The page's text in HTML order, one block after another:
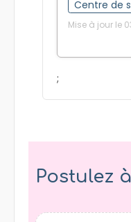
Centre de
Mise à jour le
;
Postulez